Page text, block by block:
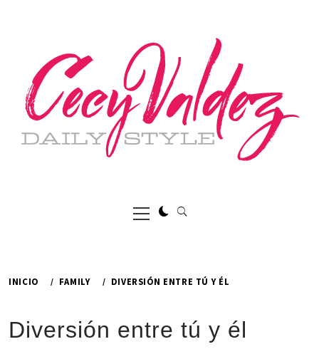
Menú
principal
INICIO FAMILY DIVERSIÓN ENTRE TÚ Y ÉL
Diversión entre tú y él